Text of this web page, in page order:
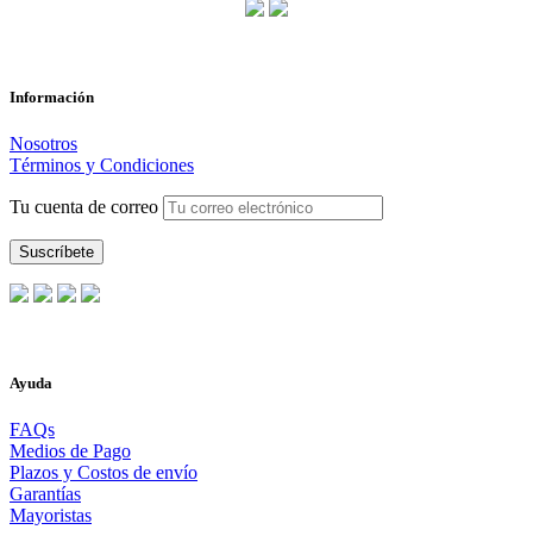
Información
Nosotros
Términos y Condiciones
Tu cuenta de correo
Ayuda
FAQs
Medios de Pago
Plazos y Costos de envío
Garantías
Mayoristas